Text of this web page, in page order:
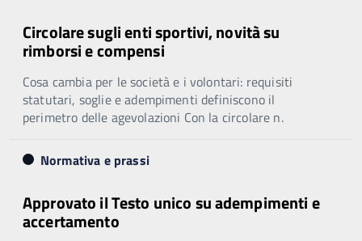
Circolare sugli enti sportivi, novità su
rimborsi e compensi
Cosa cambia per le società e i volontari: requisiti
statutari, soglie e adempimenti definiscono il
perimetro delle agevolazioni Con la circolare n.
Normativa e prassi
Approvato il Testo unico su adempimenti e
accertamento